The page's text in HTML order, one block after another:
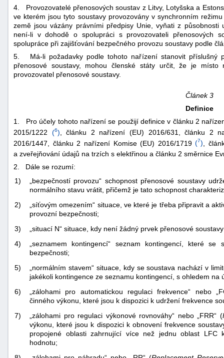
4. Provozovatelé přenosových soustav z Litvy, Lotyšska a
ve kterém jsou tyto soustavy provozovány v synchronním
země jsou vázány právními předpisy Unie, vyňati z
není-li v dohodě o spolupráci s provozovateli přenosových
spolupráce při zajišťování bezpečného provozu soustavy podle
5. Má-li požadavky podle tohoto nařízení stanovit příslušný
přenosové soustavy, mohou členské státy určit, že je místo
provozovatel přenosové soustavy.
Článek 3
Definice
1. Pro účely tohoto nařízení se použijí definice v článku 2
2015/1222 (6) , článku 2 nařízení (EU) 2016/631, článku 2
2016/1447, článku 2 nařízení Komise (EU) 2016/1719(7) ,
a zveřejňování údajů na trzích s elektřinou a článku 2 směrnice
2. Dále se rozumí:
1)
„bezpečností provozu“ schopnost přenosové soustavy
normálního stavu vrátit, přičemž je tato schopnost
2)
„síťovým omezením“ situace, ve které je třeba připravit a
provozní bezpečnosti;
3)
„situací N“ situace, kdy není žádný prvek přenosové
4)
„seznamem kontingencí“ seznam kontingencí, které
bezpečnosti;
5)
„normálním stavem“ situace, kdy se soustava nachází v
jakékoli kontingence ze seznamu kontingencí, s ohledem
6)
„zálohami pro automatickou regulaci frekvence“ nebo
činného výkonu, které jsou k dispozici k udržení frekvence
7)
„zálohami pro regulaci výkonové rovnováhy“ nebo „FRR“ (
výkonu, které jsou k dispozici k obnovení frekvence
propojené oblasti zahrnující více než jednu oblast LFC
hodnotu;